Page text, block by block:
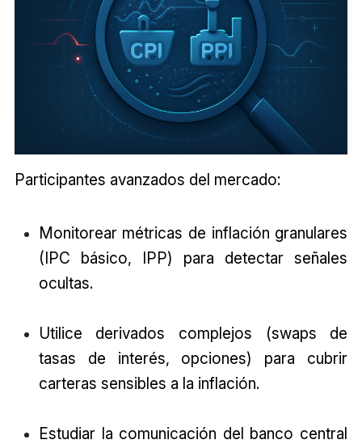
Participantes avanzados del mercado:
Monitorear métricas de inflación granulares
(IPC básico, IPP) para detectar señales
ocultas.
Utilice derivados complejos (swaps de
tasas de interés, opciones) para cubrir
carteras sensibles a la inflación.
Estudiar la comunicación del banco central